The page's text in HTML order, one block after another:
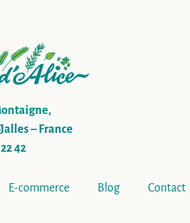
– France
42
E-commerce Blog Contact